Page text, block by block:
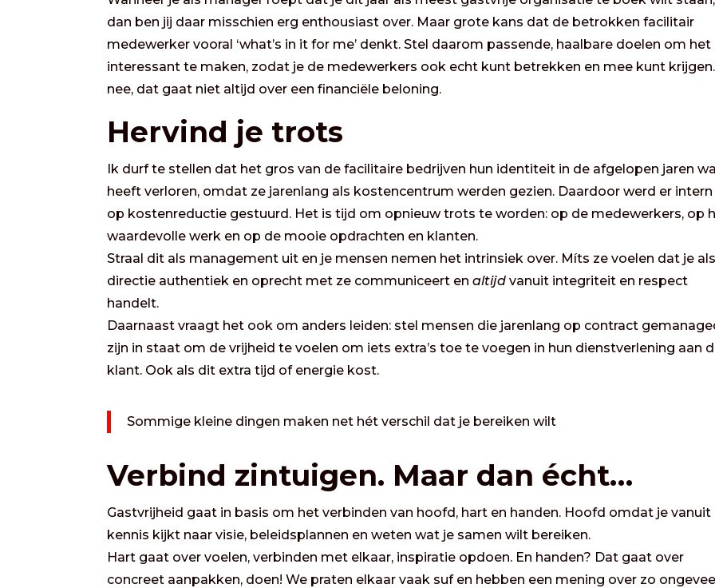
dan ben jij daar misschien erg enthousiast over. Maar grote kans dat de betrokken facilitair
medewerker vooral ‘what’s in it for me’ denkt. Stel daarom passende, haalbare doelen om het
interessant te maken, zodat je de medewerkers ook echt kunt betrekken en mee kunt krijgen.
nee, dat gaat niet altijd over een financiële beloning.
Hervind je trots
Ik durf te stellen dat het gros van de facilitaire bedrijven hun identiteit in de afgelopen jaren
heeft verloren, omdat ze jarenlang als kostencentrum werden gezien. Daardoor werd er intern
op kostenreductie gestuurd. Het is tijd om opnieuw trots te worden: op de medewerkers, op
waardevolle werk en op de mooie opdrachten en klanten.
Straal dit als management uit en je mensen nemen het intrinsiek over. Míts ze voelen dat je als
directie authentiek en oprecht met ze communiceert enaltijd vanuit integriteit en respect
handelt.
Daarnaast vraagt het ook om anders leiden: stel mensen die jarenlang op contract
zijn in staat om de vrijheid te voelen om iets extra’s toe te voegen in hun dienstverlening aan
klant. Ook als dit extra tijd of energie kost.
Sommige kleine dingen maken net hét verschil dat je bereiken wilt
Verbind zintuigen. Maar dan écht…
Gastvrijheid gaat in basis om het verbinden van hoofd, hart en handen. Hoofd omdat je vanuit
kennis kijkt naar visie, beleidsplannen en weten wat je samen wilt bereiken.
Hart gaat over voelen, verbinden met elkaar, inspiratie opdoen. En handen? Dat gaat over
concreet aanpakken, doen! We praten elkaar vaak suf en hebben een mening over zo